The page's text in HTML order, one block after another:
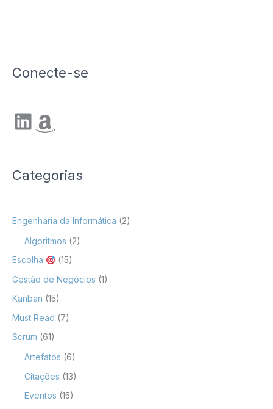
Conecte-se
LinkedIn Amazon
Categorias
Engenharia da Informática (2)
Algoritmos (2)
Escolha
(15)
Gestão de Negócios (1)
Kanban (15)
Must Read (7)
Scrum (61)
Artefatos (6)
Citações (13)
Eventos (15)